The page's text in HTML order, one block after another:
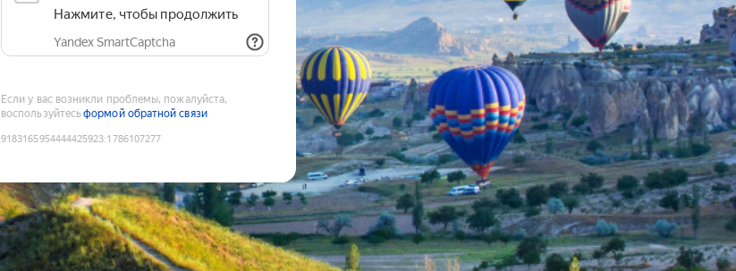
Нажмите, чтобы продолжить
Yandex SmartCaptcha
Если у вас возникли проблемы, пожалуйста,
воспользуйтесьформой обратной связи
9183165954444425923:1786107277